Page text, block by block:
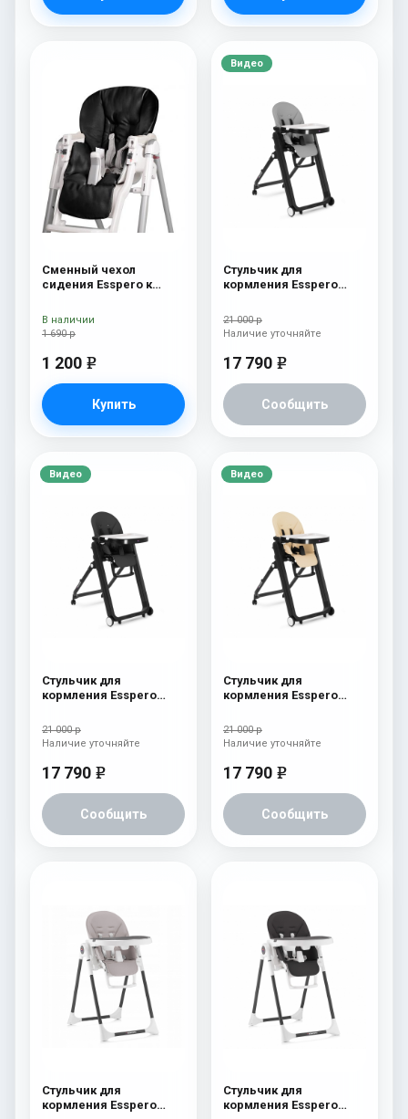
Сменный чехол
сидения Esspero к
кормления Peg-Perego
Diner Black
1 690 р
1 200 e
Купить
В наличии
Видео
Стульчик для
кормления Esspero
21 000 р
17 790 e
Сообщить
Наличие уточняйте
Видео
Стульчик для
кормления Esspero
21 000 р
17 790 e
Сообщить
Наличие уточняйте
Видео
Стульчик для
кормления Esspero
21 000 р
17 790 e
Сообщить
Наличие уточняйте
Стульчик для
кормления Esspero
Стульчик для
кормления Esspero